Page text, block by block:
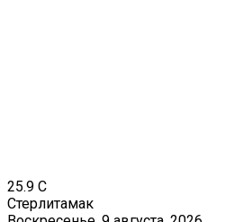
25.9 C
Стерлитамак